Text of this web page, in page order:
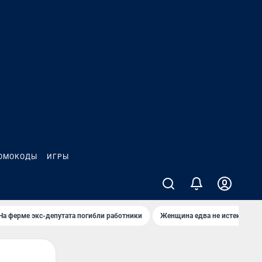
ИГРЫ
ферме экс-депутата погибли работники Женщина едва не истекла